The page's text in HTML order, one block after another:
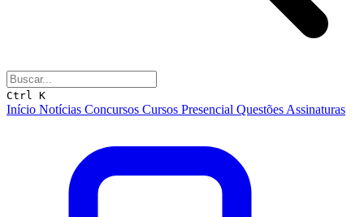
Ctrl K
Início Notícias Concursos Cursos Presencial Questões Assinaturas